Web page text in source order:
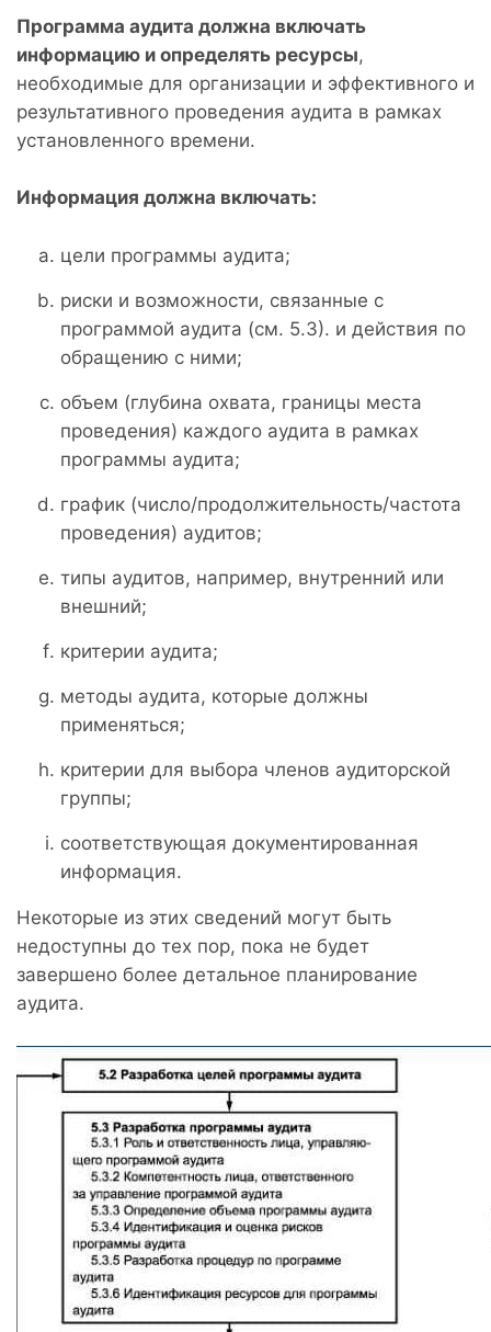
Программа аудита должна включать
информацию и определять ресурсы,
необходимые для организации и эффективного и
результативного проведения аудита в рамках
установленного времени.
Информация должна включать:
цели программы аудита;
риски и возможности, связанные с
программой аудита (см. 5.3). и действия по
обращению с ними;
объем (глубина охвата, границы места
проведения) каждого аудита в рамках
программы аудита;
график (число/продолжительность/частота
проведения) аудитов;
типы аудитов, например, внутренний или
внешний;
критерии аудита;
методы аудита, которые должны
применяться;
критерии для выбора членов аудиторской
группы;
соответствующая документированная
информация.
Некоторые из этих сведений могут быть
недоступны до тех пор, пока не будет
завершено более детальное планирование
аудита.